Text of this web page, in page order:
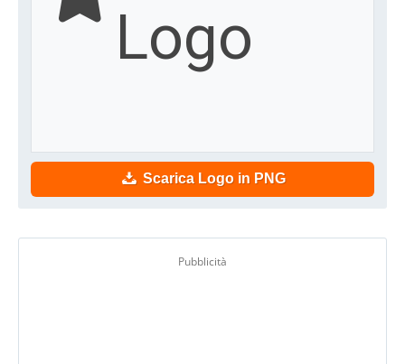
Logo
Scarica Logo in PNG
Pubblicità